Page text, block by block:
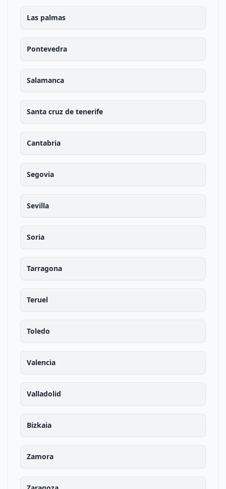
Las palmas
Pontevedra
Salamanca
Santa cruz de tenerife
Cantabria
Segovia
Sevilla
Soria
Tarragona
Teruel
Toledo
Valencia
Valladolid
Bizkaia
Zamora